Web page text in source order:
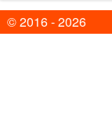
2016 - 2026